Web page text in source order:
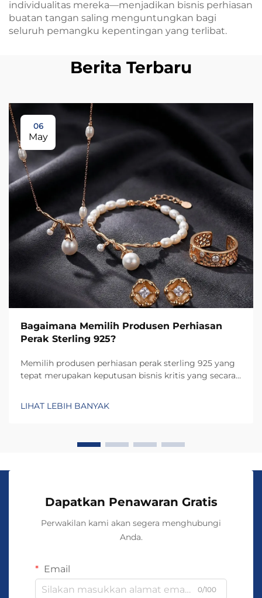
individualitas mereka—menjadikan bisnis perhiasan
buatan tangan saling menguntungkan bagi
seluruh pemangku kepentingan yang terlibat.
Berita Terbaru
06
May
Bagaimana Memilih Produsen Perhiasan
Perak Sterling 925?
Memilih produsen perhiasan perak sterling 925 yang
tepat merupakan keputusan bisnis kritis yang secara
menentukan tidak hanya tingkat kerajinan dan
LIHAT LEBIH BANYAK
Dapatkan Penawaran Gratis
Perwakilan kami akan segera menghubungi
Anda.
Email
0/100